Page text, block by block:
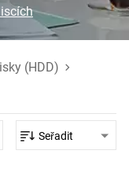
(HDD)
Seřadit